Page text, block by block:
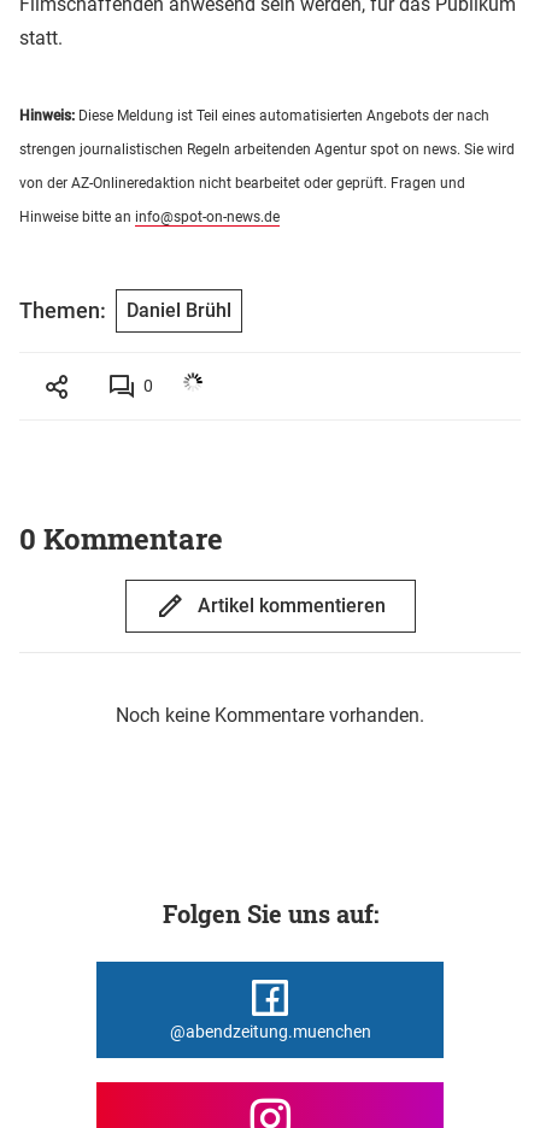
statt.
Hinweis: Diese Meldung ist Teil eines automatisierten Angebots der nach
strengen journalistischen Regeln arbeitenden Agentur spot on news. Sie wird
von der AZ-Onlineredaktion nicht bearbeitet oder geprüft. Fragen und
Hinweise bitte an info@spot-on-news.de
Themen: Daniel Brühl
0
0 Kommentare
Artikel kommentieren
Noch keine Kommentare vorhanden.
Folgen Sie uns auf:
@abendzeitung.muenchen